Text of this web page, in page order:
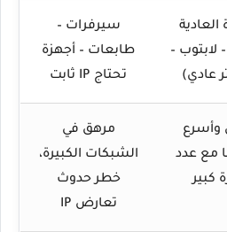
العادية
لابتوب –
عادي)
سيرفرات –
طابعات – أجهزة
تحتاج IP ثابت
مع عدد
كبير
مرهق في
الشبكات الكبيرة،
خطر حدوث
تعارض IP